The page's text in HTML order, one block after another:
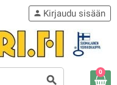
search
person Kirjaudu sisään
0